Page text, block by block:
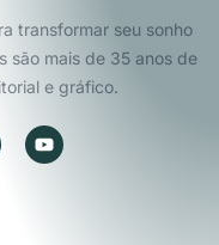
transformar seu sonho
são mais de 35 anos de
e gráfico.